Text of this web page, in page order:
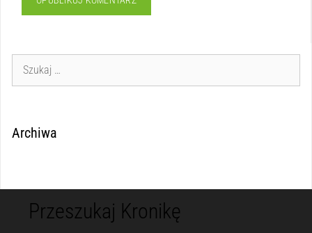
Archiwa
Przeszukaj Kronikę